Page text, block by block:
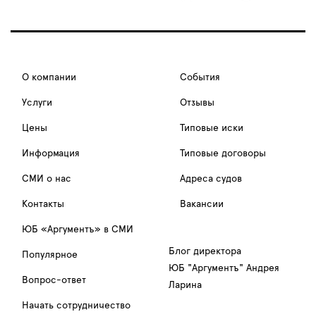
О компании
Услуги
Цены
Информация
СМИ о нас
Контакты
События
Отзывы
Типовые иски
Типовые договоры
Адреса судов
Вакансии
ЮБ «Аргументъ» в СМИ
Популярное
Вопрос-ответ
Начать сотрудничество
Блог директора
ЮБ "Аргументъ" Андрея
Ларина